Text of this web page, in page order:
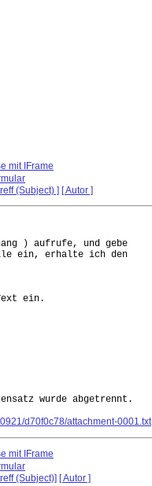
mit IFrame
(Subject) ] [ Autor ]
) aufrufe, und gebe
ein, erhalte ich den
ein.
wurde abgetrennt.
d70f0c78/attachment-0001.txt
mit IFrame
(Subject)] [ Autor ]